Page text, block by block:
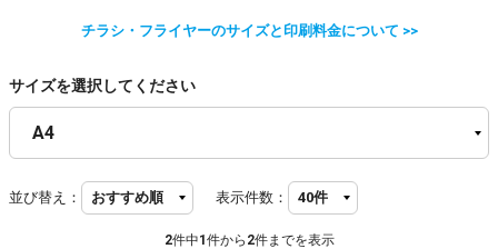
チラシ・フライヤーのサイズと印刷料金について >>
サイズを選択してください
並び替え： 表示件数：
2件中1 件から 2件までを表示